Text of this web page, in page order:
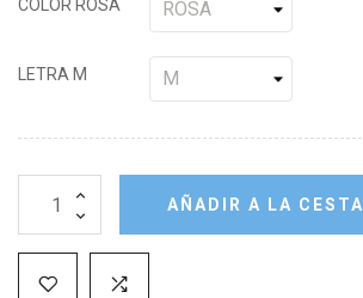
COLOR ROSA
LETRA M
AÑADIR A LA CESTA